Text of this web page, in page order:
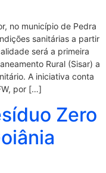
no município de Pedra
sanitárias a partir
será a primeira
Rural (Sisar) a
A iniciativa conta
por […]
Zero